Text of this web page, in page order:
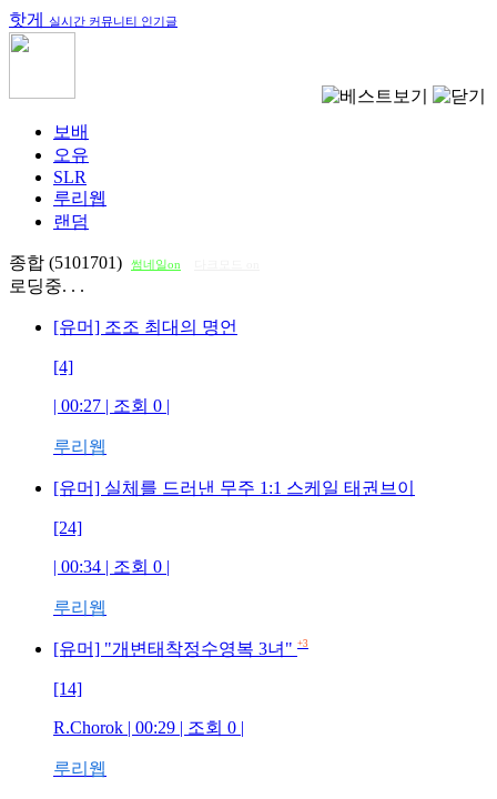
핫게 실시간 커뮤니티 인기글
보배
오유
SLR
루리웹
랜덤
종합 (5101701) 썸네일on
로딩중. . .
[유머] 조조 최대의 명언
[4]
| 00:27 | 조회 0 |
루리웹
[유머] 실체를 드러낸 무주 1:1 스케일 태권브이
[24]
| 00:34 | 조회 0 |
루리웹
[유머] "개변태착정수영복 3녀" +3
[14]
R.Chorok | 00:29 | 조회 0 |
루리웹